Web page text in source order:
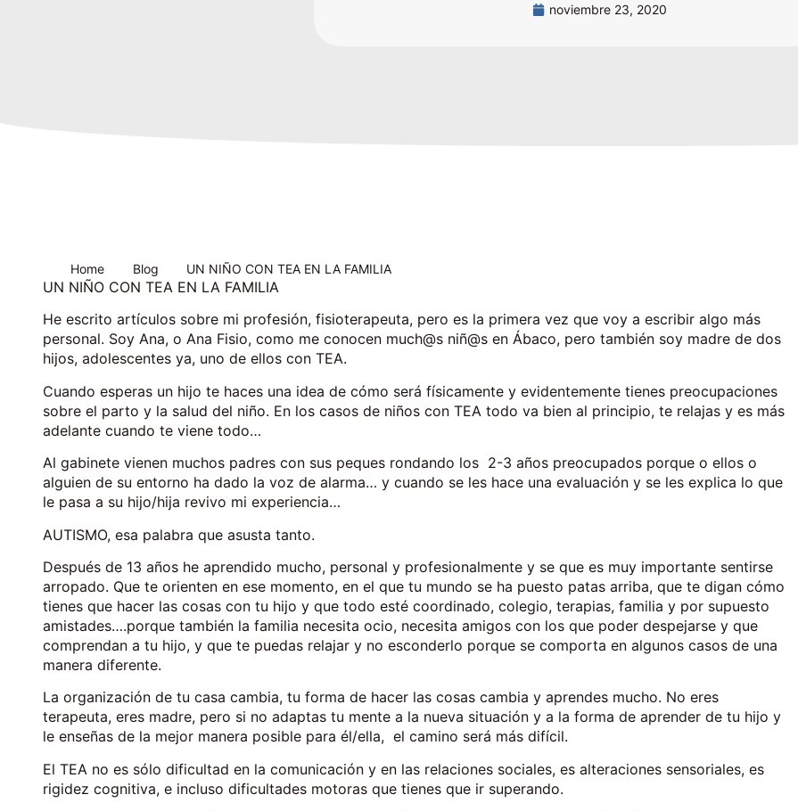
noviembre 23, 2020
Home Blog UN NIÑO CON TEA EN LA FAMILIA
UN NIÑO CON TEA EN LA FAMILIA
He escrito artículos sobre mi profesión, fisioterapeuta, pero es la primera vez que voy a escribir algo más
personal. Soy Ana, o Ana Fisio, como me conocen much@s niñ@s en Ábaco, pero también soy madre de dos
hijos, adolescentes ya, uno de ellos con TEA.
Cuando esperas un hijo te haces una idea de cómo será físicamente y evidentemente tienes preocupaciones
sobre el parto y la salud del niño. En los casos de niños con TEA todo va bien al principio, te relajas y es más
adelante cuando te viene todo…
Al gabinete vienen muchos padres con sus peques rondando los 2-3 años preocupados porque o ellos o
alguien de su entorno ha dado la voz de alarma… y cuando se les hace una evaluación y se les explica lo que
le pasa a su hijo/hija revivo mi experiencia…
AUTISMO, esa palabra que asusta tanto.
Después de 13 años he aprendido mucho, personal y profesionalmente y se que es muy importante sentirse
arropado. Que te orienten en ese momento, en el que tu mundo se ha puesto patas arriba, que te digan cómo
tienes que hacer las cosas con tu hijo y que todo esté coordinado, colegio, terapias, familia y por supuesto
amistades….porque también la familia necesita ocio, necesita amigos con los que poder despejarse y que
comprendan a tu hijo, y que te puedas relajar y no esconderlo porque se comporta en algunos casos de una
manera diferente.
La organización de tu casa cambia, tu forma de hacer las cosas cambia y aprendes mucho. No eres
terapeuta, eres madre, pero si no adaptas tu mente a la nueva situación y a la forma de aprender de tu hijo y
le enseñas de la mejor manera posible para él/ella, el camino será más difícil.
El TEA no es sólo dificultad en la comunicación y en las relaciones sociales, es alteraciones sensoriales, es
rigidez cognitiva, e incluso dificultades motoras que tienes que ir superando.